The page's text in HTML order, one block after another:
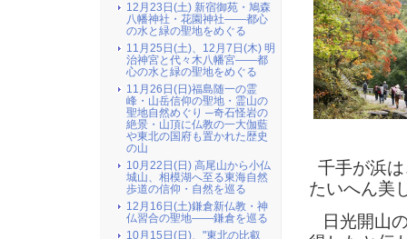
千手が浜
たいへん美
日光開山
12月23日(土) 新宿御苑・鳩森
八幡神社・花園神社――都心
の水と緑の聖地をめぐる
11月25日(土)、12月7日(木) 明
治神宮と代々木八幡宮――都
心の水と緑の聖地をめぐる
11月26日(日)福島随一の霊
峰・山岳信仰の聖地・霊山の
聖地自然めぐり ─奇石怪岩の
絶景・山頂に仏教の一大伽藍
や東北の国府も置かれた歴史
の山
10月22日(日) 高尾山から小仏
城山、相模湖へ至る東海自然
歩道の信仰・自然を巡る
12月16日(土)鎌倉新仏教・神
仏習合の聖地――鎌倉を巡る
10月15日(日)、"東北の比叡